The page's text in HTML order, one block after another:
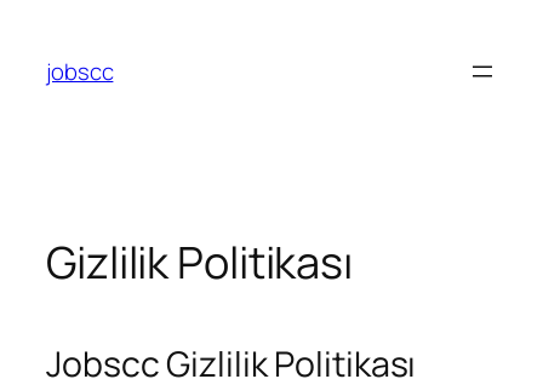
content
jobscc
Gizlilik Politikası
Jobscc Gizlilik Politikası